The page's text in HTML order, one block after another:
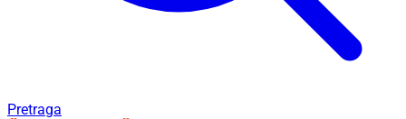
Pretraga